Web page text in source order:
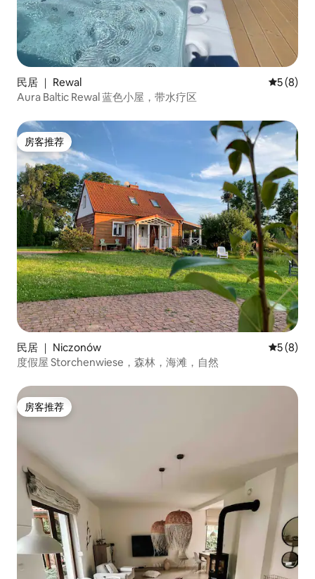
民居 ｜ Rewal 平均评分
5 (8)
Aura Baltic Rewal 蓝色小屋，带水疗区
房客推荐
房客推荐
民居 ｜ Niczonów 平均评分
5 (8)
度假屋 Storchenwiese，森林，海滩，自然
房客推荐
房客推荐